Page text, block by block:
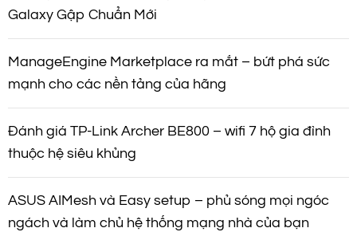
Galaxy Gập Chuẩn Mới
ManageEngine Marketplace ra mắt – bứt phá sức
mạnh cho các nền tảng của hãng
Đánh giá TP-Link Archer BE800 – wifi 7 hộ gia đình
thuộc hệ siêu khủng
ASUS AIMesh và Easy setup – phủ sóng mọi ngóc
ngách và làm chủ hệ thống mạng nhà của bạn